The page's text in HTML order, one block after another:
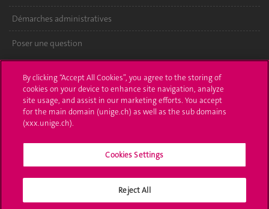
Démarches administratives
Poser une question
UNIGE Mobile
Médias
Offres d'emploi
Bibliothèque
By clicking “Accept All Cookies”, you agree to the storing of
cookies on your device to enhance site navigation, analyze
site usage, and assist in our marketing efforts. You accept
for the main domain (unige.ch) as well as the sub domains
(xxx.unige.ch).
Cookies Settings
Reject All